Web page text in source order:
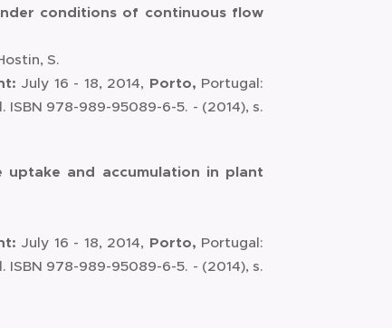
conditions of continuous flow
S.
July 16 - 18, 2014, Porto, Portugal:
978-989-95089-6-5. - (2014), s.
and accumulation in plant
July 16 - 18, 2014, Porto, Portugal:
978-989-95089-6-5. - (2014), s.